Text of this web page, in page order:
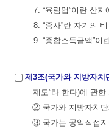
7. “육림업”이란 산
8. “종사”란 자기의
9. “종합소득금액”이
제3조(국가와 지방자치
제도”라 한다)에 관
② 국가와 지방자치단
③ 국가는 공익직접지